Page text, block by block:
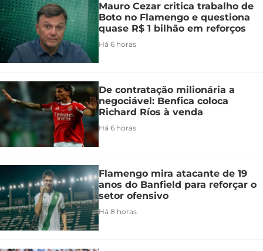
Mauro Cezar critica trabalho de
Boto no Flamengo e questiona
quase R$ 1 bilhão em reforços
Há 6 horas
De contratação milionária a
negociável: Benfica coloca
Richard Ríos à venda
Há 6 horas
Flamengo mira atacante de 19
anos do Banfield para reforçar o
setor ofensivo
Há 8 horas